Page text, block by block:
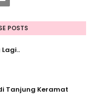
POSTS
Tanjung Keramat